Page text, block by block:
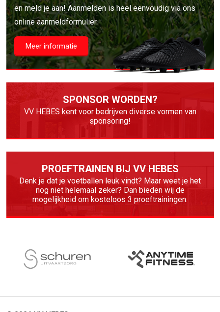
en meld je aan! Aanmelden is heel eenvoudig via ons
online aanmeldformulier.
Meer informatie
SPONSOR WORDEN?
VV HEBES kent voor bedrijven diverse vormen van
sponsoring!
PROEFTRAINEN BIJ VV HEBES
Denk je dat je voetballen leuk vindt? Maar weet je het
nog niet helemaal zeker? Dan bieden wij de
mogelijkheid om kosteloos 3 proeftrainingen.